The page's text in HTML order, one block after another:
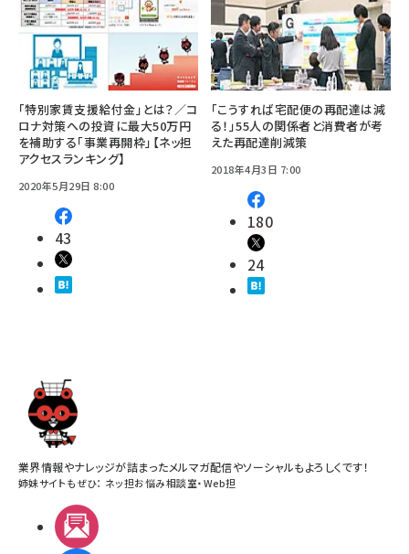
「特別家賃支援給付金」とは？／コ
ロナ対策への投資に最大50万円
を補助する「事業再開枠」【ネッ担
アクセスランキング】
2020年5月29日 8:00
43
「こうすれば宅配便の再配達は減
る！」55人の関係者と消費者が考
えた再配達削減策
2018年4月3日 7:00
180
24
業界情報やナレッジが詰まったメルマガ配信やソーシャルもよろしくです！
姉妹サイトもぜひ： ネッ担お悩み相談室・Web担